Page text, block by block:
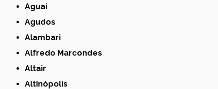
Aguaí
Agudos
Alambari
Alfredo Marcondes
Altair
Altinópolis